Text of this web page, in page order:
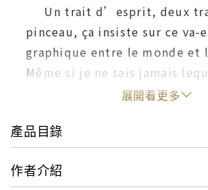
Un trait d’esprit, deux
pinceau, ça insiste sur ce va-
graphique entre le monde et
Même si je ne sais jamais
d’esprit ou du trait de
commentaire, une
sollicite une projection sur
ne pas se perdre.
展開看更多
產品目錄
作者介紹